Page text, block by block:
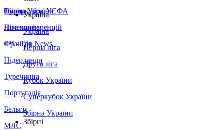
Збірна України
Італія
Німеччина
Франція
Нідерланди
Туреччина
Португалія
Бельгія
МЛС
Суперкубок УЄФА
Ліга конференцій
ЛЧ - Top News
Україна
Україна
Перша ліга
Друга ліга
Кубок України
Суперкубок України
Збірна України
Збірні